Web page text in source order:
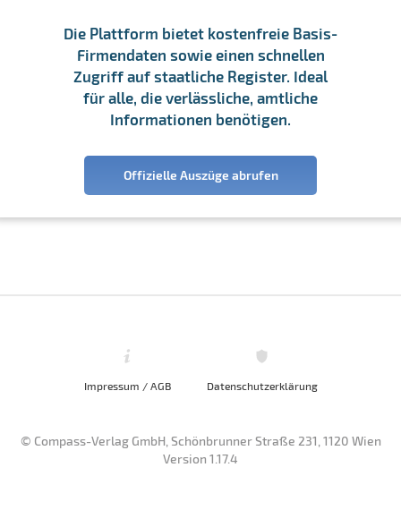
Die Plattform bietet kostenfreie Basis-
Firmendaten sowie einen schnellen
Zugriff auf staatliche Register. Ideal
für alle, die verlässliche, amtliche
Informationen benötigen.
Offizielle Auszüge abrufen
Impressum / AGB Datenschutzerklärung
© Compass-Verlag GmbH, Schönbrunner Straße 231, 1120 Wien
Version 1.17.4